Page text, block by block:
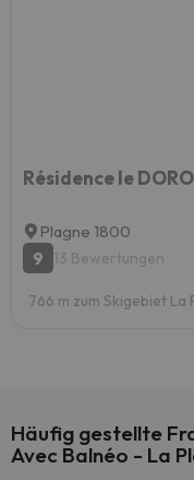
Plagne 1800
9
13 Bewertungen
766 m zum Skigebiet La
Häufig gestellte
Avec Balnéo - La